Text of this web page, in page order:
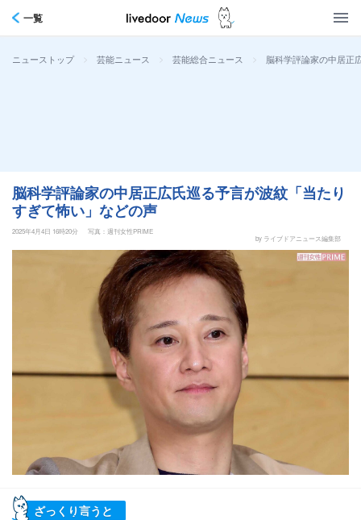
一覧
ニューストップ > 芸能ニュース > 芸能総合ニュース > 脳科学評論家の中居正
脳科学評論家の中居正広氏巡る予言が波紋「当たり
すぎて怖い」などの声
2025年4月4日 16時20分
写真：週刊女性PRIME
by ライブドアニュース編集部
ざっくり言うと